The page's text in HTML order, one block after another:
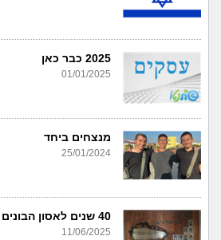
2025 כבר כאן
01/01/2025
מנצחים ביחד
25/01/2024
40 שנים לאסון הבונים
11/06/2025